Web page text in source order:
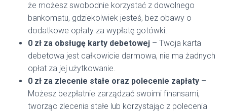
że możesz swobodnie korzystać z dowolnego
bankomatu, gdziekolwiek jesteś, bez obawy o
dodatkowe opłaty za wypłatę gotówki.
0 zł za obsługę karty debetowej – Twoja karta
debetowa jest całkowicie darmowa, nie ma żadnych
opłat za jej użytkowanie.
0 zł za zlecenie stałe oraz polecenie zapłaty –
Możesz bezpłatnie zarządzać swoimi finansami,
tworząc zlecenia stałe lub korzystając z polecenia